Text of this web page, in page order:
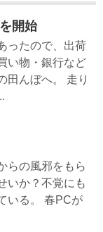
開始
ったので、出荷
い物・銀行など
田んぼへ。 走り
らの風邪をもら
いか？不覚にも
いる。 春PCが